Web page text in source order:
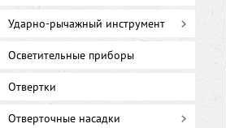
Ударно-рычажный инструмент
Осветительные приборы
Отвертки
Отверточные насадки